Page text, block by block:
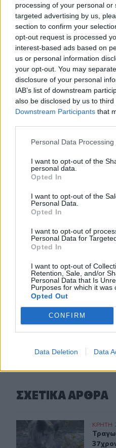
processing of your personal
targeted advertising by us,
section to confirm your
opt-out request is processed
interest-based ads based on
us or personal information
your opt-out. You may
disclosure of your personal
IAB’s list of downstream
also be disclosed by us to
Downstream Participants that
Personal Data
I want to opt-out of the
personal data.
Opted In
I want to opt-out of the
Personal Data.
Opted In
I want to opt-out of
Personal Data for
Opted In
I want to opt-out of
Retention, Sale, and/or
Personal Data that Is
Purposes for which it was
Opted Out
CONFIRM
Data Deletion Data
Υπόθεση Marfin: Έφθασε
κατηγορούμενη για εμπρησμό
22:30
Αυτές είναι οι πιο
πυρκαγιές
22:21
Χρήστος Δάντης: «Δεν
μετά και συνάδελφοι
έγραψα αυτό το τραγούδι»
Ξεκινούν τα δοκιμαστικά
22:05
πάνω από 2 εκατ. ευρώ
Συρία: Βόμβα εξερράγη σε
Δαμασκό – Τουλάχιστον 2
Απίστευτο περιστατικό σε
παίκτη εκτοξεύτηκε στις
- Δείτε βίντεο
ΣΧΕΤΙΚA AΡΘΡΑ
Τραγωδία στην Εύβοια:
ΚΡΗΤΗ